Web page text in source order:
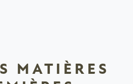
MATIÈRES